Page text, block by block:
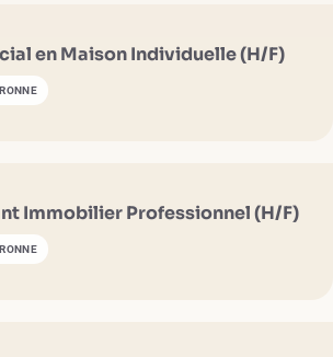
en Maison Individuelle (H/F)
Immobilier Professionnel (H/F)